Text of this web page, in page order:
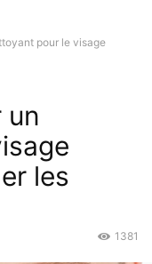
pour le visage
un
les
1381